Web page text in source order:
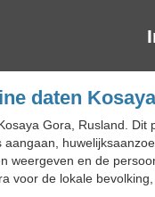
daten
Gora, Rusland.
weergeven en de
voor de lokale